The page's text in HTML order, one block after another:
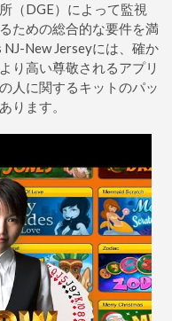
（DGE）によって監視
ための総合的な要件を満
New Jerseyには、確か
り高い尊敬されるアプリ
人に関するキットのパッ
ります。